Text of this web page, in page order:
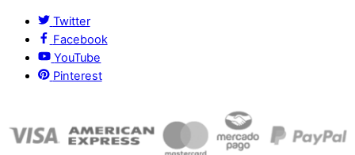
Twitter
Facebook
YouTube
Pinterest